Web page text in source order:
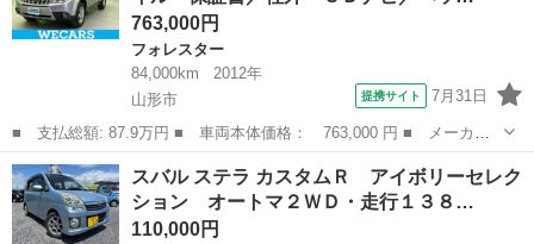
763,000円
フォレスター
84,000km
2012年
山形市
提携サイト 7月31日
■ 支払総額: 87.9万円 ■ 車両本体価格： 763,000 円 ■ メーカー
名： スバル ■ 車種名： フォレスター ■ グレード名： ４ＷＤ
２．０Ｘ Ｓスタイル 保証書／社外 ＳＤナビ／ヘッドランプ Ｈ
ＩＤ／Ｂｌｕ...
山形 山形市
スバル ステラ カスタムＲ アイボリーセレク
ション オートマ２ＷＤ・走行１３８…
110,000円